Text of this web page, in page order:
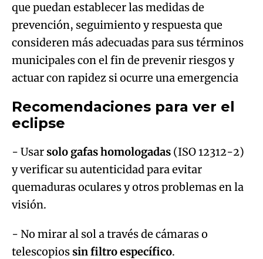
que puedan establecer las medidas de
prevención, seguimiento y respuesta que
consideren más adecuadas para sus términos
municipales con el fin de prevenir riesgos y
actuar con rapidez si ocurre una emergencia
Recomendaciones para ver el
eclipse
- Usarsolo gafas homologadas (ISO 12312-2)
y verificar su autenticidad para evitar
quemaduras oculares y otros problemas en la
visión.
- No mirar al sol a través de cámaras o
telescopiossin filtro específico.